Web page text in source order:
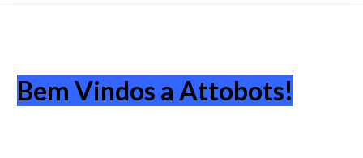
Bem Vindos a Attobots!